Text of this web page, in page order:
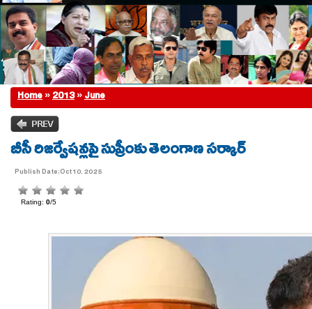
Home»2013»June
బీసీ రిజర్వేషన్లపై సుప్రీంకు తెలంగాణ సర్కార్
Publish Date:Oct 10, 2025